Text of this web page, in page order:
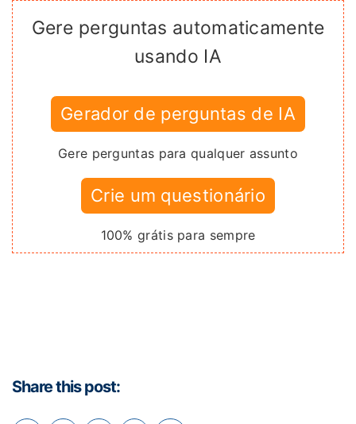
Gere perguntas automaticamente
usando IA
Gerador de perguntas de IA
Gere perguntas para qualquer assunto
Crie um questionário
100% grátis para sempre
Share this post: